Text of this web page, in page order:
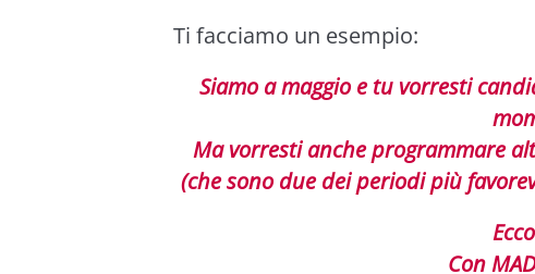
Ti facciamo un esempio:
Siamo a maggio e tu vorresti
Ma vorresti anche programmare
(che sono due dei periodi più
Con